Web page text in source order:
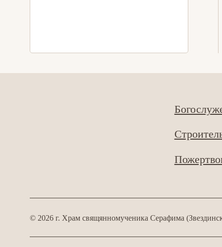
© 2026 г. Храм свящянномученика Серафима